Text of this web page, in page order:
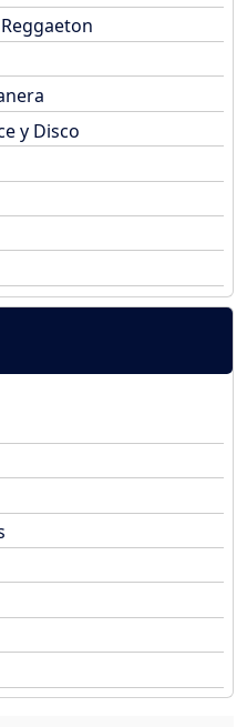
y Disco